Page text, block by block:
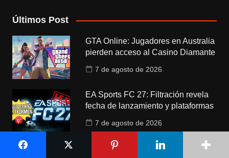
Últimos Post
GTA Online: Jugadores en Australia
pierden acceso al Casino Diamante
7 de agosto de 2026
EA Sports FC 27: Filtración revela
fecha de lanzamiento y plataformas
7 de agosto de 2026